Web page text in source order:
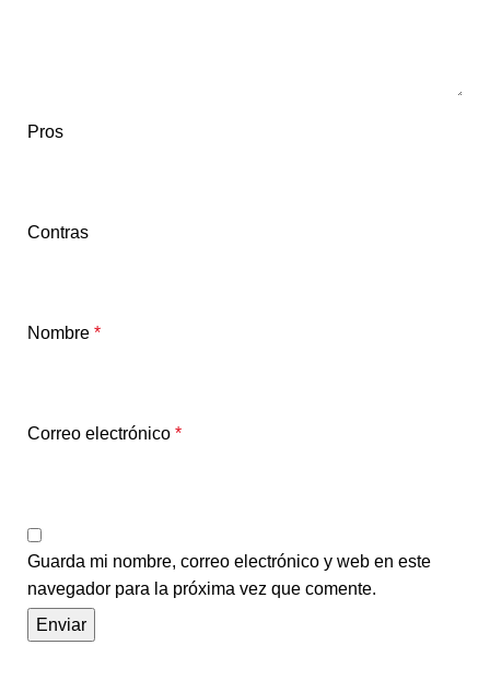
Pros
Contras
Nombre *
Correo electrónico *
Guarda mi nombre, correo electrónico y web en este
navegador para la próxima vez que comente.